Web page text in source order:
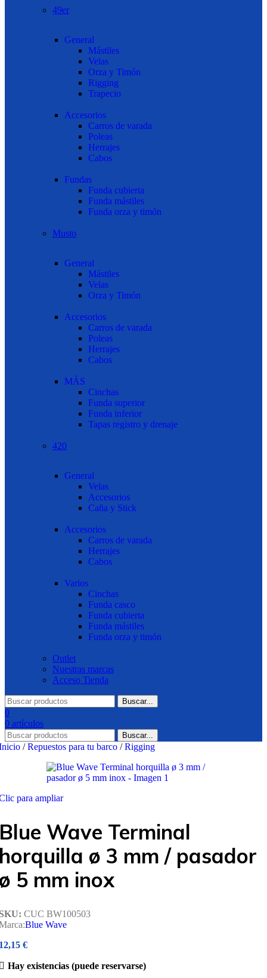
49er
General
Mástiles
Velas
Orza y Timón
Rigging
Trapecio
Accesorios
Carros de varada
Poleas
Herrajes
Cabos
Fundas
Funda cubierta
Funda mástiles
Funda orza y timón
Musto
General
Mástiles
Velas
Orza y Timón
Accesorios
Carros de varada
Poleas
Herrajes
Cabos
MÁS
Cinchas
Funda superior
Funda inferior
Tapas registro y drenaje
420
General
Velas
Accesorios
Caña y Stick
Accesorios
Carros de varada
Herrajes
Cabos
Varios
Cinchas
Funda casco
Funda cubierta
Funda mástiles
Funda orza y timón
Outlet
Nuestras marcas
Acceso Tienda
Buscar...
0
0 artículos
Buscar...
/ Repuestos para tu barco / Rigging
para ampliar
Wave Terminal
ø 3 mm / pasador
5 mm inox
CUC BW100503
Blue Wave
€
Hay existencias (puede reservarse)